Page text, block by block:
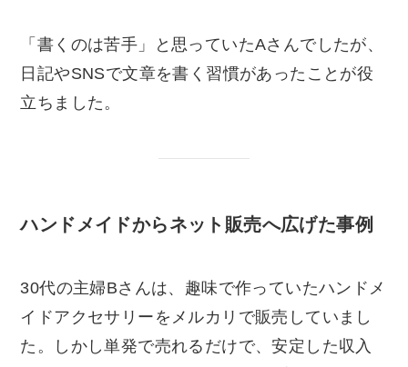
「書くのは苦手」と思っていたAさんでしたが、
日記やSNSで文章を書く習慣があったことが役
立ちました。
ハンドメイドからネット販売へ広げた事例
30代の主婦Bさんは、趣味で作っていたハンドメ
イドアクセサリーをメルカリで販売していまし
た。しかし単発で売れるだけで、安定した収入